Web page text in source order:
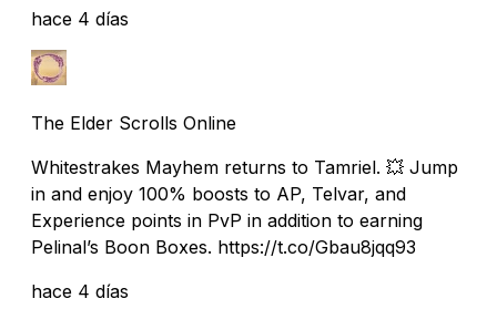
hace 4 días
The Elder Scrolls Online
Whitestrakes Mayhem returns to Tamriel. 💥 Jump
in and enjoy 100% boosts to AP, Telvar, and
Experience points in PvP in addition to earning
Pelinal’s Boon Boxes. https://t.co/Gbau8jqq93
hace 4 días